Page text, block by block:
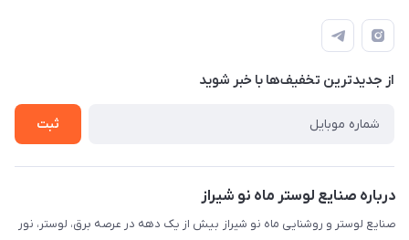
طبقه همکف واحد 131
درباره ما
تماس با ما
قوانین و مقررات
حریم خصوصی
راهنما
از جدید‌ترین تخفیف‌ها با‌ خبر شوید
ثبت
درباره صنایع لوستر ماه نو شیراز
صنایع لوستر و روشنایی ماه نو شیراز بیش از یک دهه در عرصه برق، لوستر، نور